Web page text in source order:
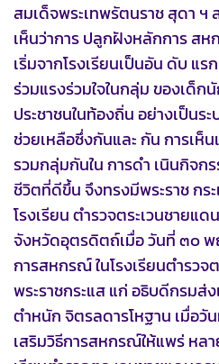
สมเด็จพระเทพรัตนราช สุดา ฯ
เห็นว่าการ ปลูกฝังหลักการ สห
เริ่มจากโรงเรียนเป็นอัน ดับ แร
ร่วมแรงร่วมใจในกลุ่ม ของเด็ก
ประชาชนในท้องถิ่น อย่างเป็นร
ช่วยเหลือซึ่งกันและ กัน การเห็
รวมกลุ่มกันใน การดำ เนินกิจก
ชีวิตที่ดีขึ้น จึงทรงมีพระราช ก
โรงเรียน ตำรวจตระเวนชายแ
จังหวัดอุตรดิตถ์เมื่อ วันที่ ๓๐
การสหกรณ์ ในโรงเรียนตำรวจ
พระราชกระแส แก่ อธิบดีกรม
ตำหนัก จิตรลดารโหฐาน เมื่อ
เสริมวิธีการสหกรณ์ให้แพร่ หลา